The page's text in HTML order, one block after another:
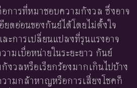
การที่หมาชอบความกังวล ซึ่งอาจ
ยดอ่อนของกันย์ได้โดยไม่ตั้งใจ
ะการเปลี่ยนแปลงที่รุนแรงอาจ
ามเบื่อหน่ายในระยะยาว กันย์
งวลหรือเรียกร้องมากเกินไปบ้าง
ามกล้าหาญหรือการเสี่ยงโชคก็